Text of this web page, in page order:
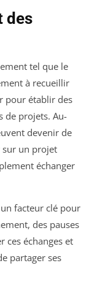
des
tel que le
à recueillir
pour établir des
de projets. Au-
devenir de
sur un projet
échanger
facteur clé pour
des pauses
ces échanges et
partager ses